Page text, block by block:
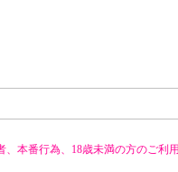
本番行為、18歳未満の方のご利